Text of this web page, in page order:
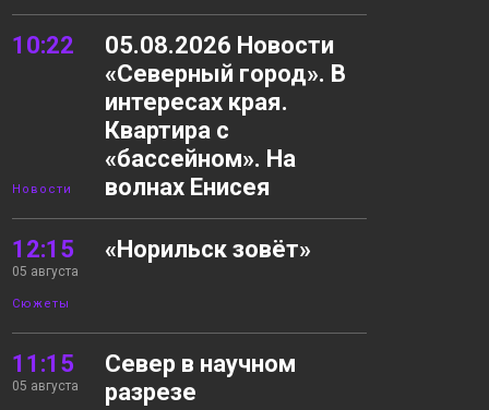
10:22
Новости
05.08.2026 Новости
«Северный город». В
интересах края.
Квартира с
«бассейном». На
волнах Енисея
12:15
05 августа
Сюжеты
«Норильск зовёт»
11:15
05 августа
Север в научном
разрезе